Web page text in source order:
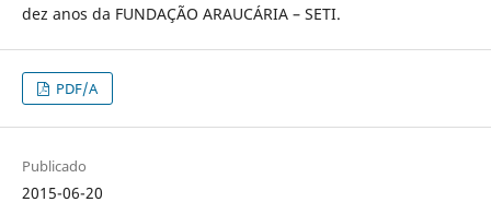
dez anos da FUNDAÇÃO ARAUCÁRIA – SETI.
PDF/A
Publicado
2015-06-20